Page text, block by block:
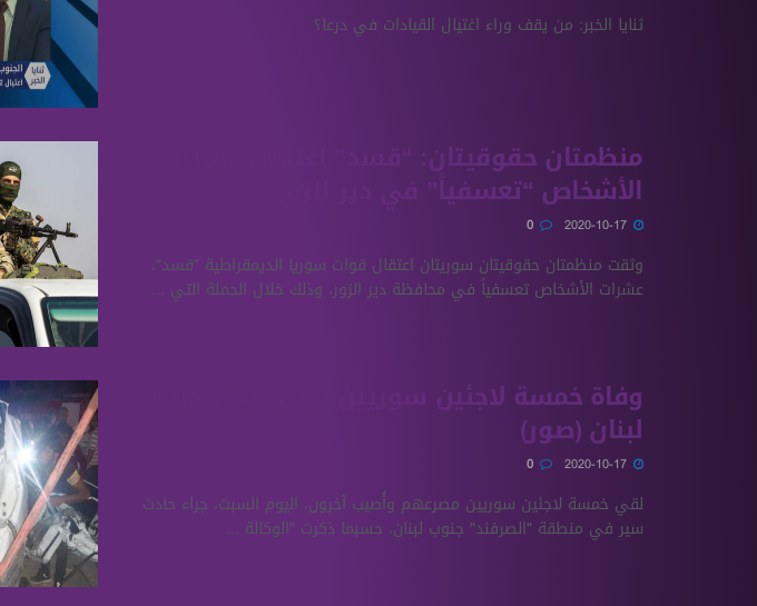
ثنايا الخبر: من يقف وراء اغتيال القيادات في درعا؟
منظمتان حقوقيتان: “قسد” اعتقلت عشرات
الأشخاص “تعسفياً” في دير الزور
وثقت منظمتان حقوقيتان سوريتان اعتقال قوات سوريا الديمقراطية "قسد"،
عشرات الأشخاص تعسفياً في محافظة دير الزور، وذلك خلال الحملة التي ...
وفاة خمسة لاجئين سوريين بحادث سير جنوب
لبنان (صور)
لقي خمسة لاجئين سوريين مصرعهم وأُصيب آخرون، اليوم السبت، جراء حادث
سير في منطقة "الصرفند" جنوب لبنان، حسبما ذكرت "الوكالة ...